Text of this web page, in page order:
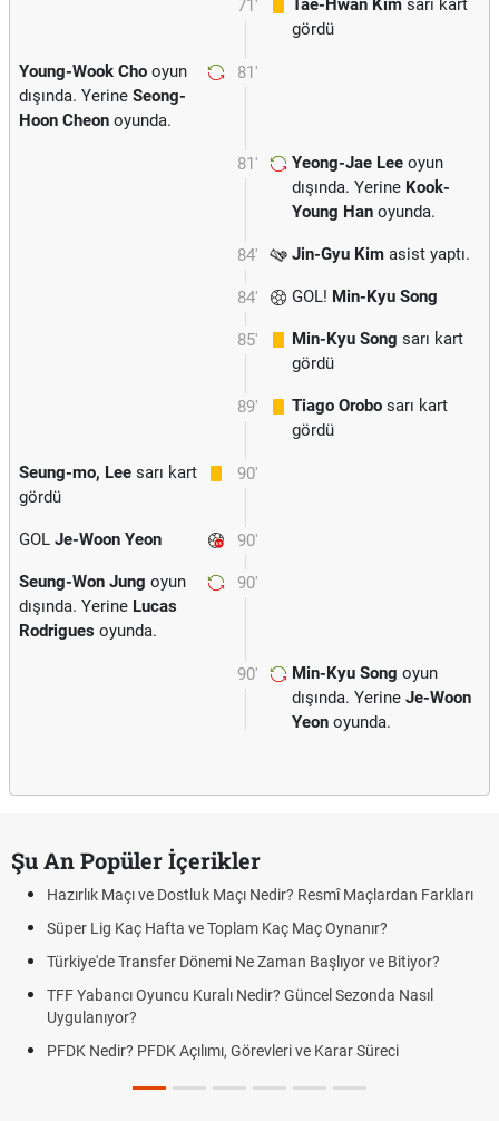
71' Tae-Hwan Kim sarı kart
gördü
81'
Young-Wook Cho oyun
dışında. Yerine Seong-
Hoon Cheon oyunda.
81' Yeong-Jae Lee oyun
dışında. Yerine Kook-
Young Han oyunda.
84' Jin-Gyu Kim asist yaptı.
84' GOL! Min-Kyu Song
85' Min-Kyu Song sarı kart
gördü
89' Tiago Orobo sarı kart
gördü
90'
Seung-mo, Lee sarı kart
gördü
90'
GOL Je-Woon Yeon
90'
Seung-Won Jung oyun
dışında. Yerine Lucas
Rodrigues oyunda.
90' Min-Kyu Song oyun
dışında. Yerine Je-Woon
Yeon oyunda.
Şu An Popüler İçerikler
Hazırlık Maçı ve Dostluk Maçı Nedir? Resmî Maçlardan Farkları
Süper Lig Kaç Hafta ve Toplam Kaç Maç Oynanır?
Türkiye'de Transfer Dönemi Ne Zaman Başlıyor ve Bitiyor?
TFF Yabancı Oyuncu Kuralı Nedir? Güncel Sezonda Nasıl
Uygulanıyor?
PFDK Nedir? PFDK Açılımı, Görevleri ve Karar Süreci